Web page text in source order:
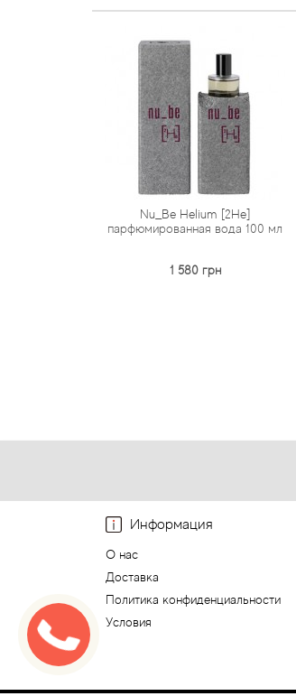
Nu_Be Helium [2He]
парфюмированная вода 100 мл
1 580 грн
Информация
О нас
Доставка
Политика конфиденциальности
Условия